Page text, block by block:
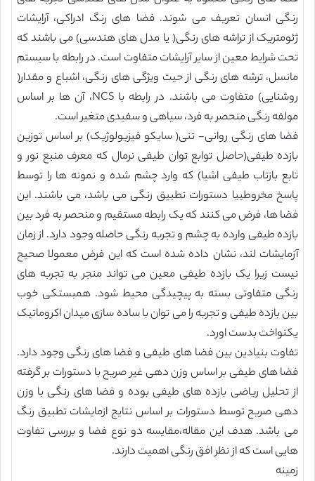
رنگی انسان تعریف می شوند. فضا های رنگ ادراکی، آرایشات
ژئومتریک از تراشه های رنگی( یا مدل های هندسی) می باشند که
تحت شرایط معین از سایر آرایشات متفاوت است. در رابطه با سیستم
مانسل، ترشه های رنگی از حیث ویژگی های رنگی، اشباع و مقدار(
روشنایی) متفاوت می باشند. در رابطه با NCS، آن ها بر اساس
مولفه رنگی منحصر به فرد، سیاهی و سفیدی متغیر است.
فضا های رنگی روانی- تنی( سایکو فیزیولوژیک) بر اساس توزین
بازده طیفی(حاصل توابع توان طیفی نرمال که معرف منبع نور و
تابع بازتاب طیفی اشیا) که وارد چشم شده و نمونه ها را توسط
پاسخ مخروطییا دستورات تطبیق رنگی می باشد، می باشند. این
فضا ها، فرض می کنند که یک رابطه مستقیم و منحصر به فرد بین
بازده طیفی وارده به چشم و تجربه رنگی حاصله وجود دارد. از زمان
آزمایشات لند، نشان داده شده است که این فرض معمولا صحیح
نیست زیرا یک بازده طیفی معین می تواند منجر به تجربه های
رنگی متفاوتی بسته به پیچیدگی محیط شود. همبستکی خوب
بین بازده طیفی و تجربه را می توان با ساده سازی میدان اکروماتیک
یکنواخت بدست اورد.
تفاوت بنیادین بین فضا های طیفی و فضا های رنگی وجود دارد.
فضا های طیفی بر اساس وزن دهی غیر صریح با دستورات بر گرفته
از تحلیل ریاضی بازده های طیفی بوده و فضا های رنگی با وزن
دهی صریح توسط دستورات بر اساس نتایج ازمایشات تطبیق رنگ
می باشد. هدف این مقاله،مقایسه دو نوع فضا و بررسی تفاوت
هایی است که از نظر افق رنگی اهمیت دارند.
زمینه